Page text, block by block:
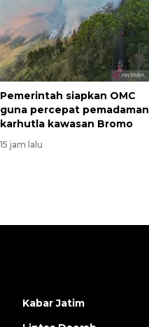
Pemerintah siapkan OMC
guna percepat pemadaman
karhutla kawasan Bromo
15 jam lalu
Kabar Jatim